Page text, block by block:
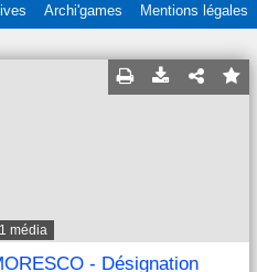
Archi'games Mentions légales
média
- Désignation